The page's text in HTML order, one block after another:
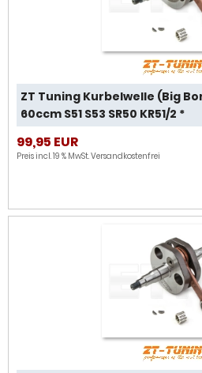
ZT Tuning Kurbelwelle (Big
60ccm S51 S53 SR50 KR51/2 *
99,95 EUR
Preis incl. 19 % MwSt.Versandkostenfrei